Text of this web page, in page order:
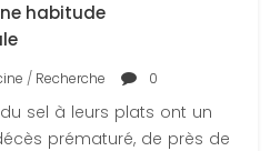
habitude
/ Recherche 0
sel à leurs plats ont un
prématuré, de près de